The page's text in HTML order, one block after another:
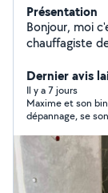
Présentation
Bonjour, moi
chauffagiste
ponctuel et
efficacement,
installation ou
Chauffage ️ Climatisation Petits
suis
à partir de 7h
contacter, je
Dernier avis
Il y a 7 jours
Maxime et son
dépannage, se
travail était
sympathiques, discrets et
à les
nécessaire !